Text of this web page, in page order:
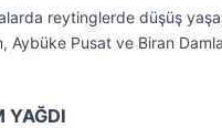
reytinglerde düşüş
Aybüke Pusat ve Biran
YAĞDI